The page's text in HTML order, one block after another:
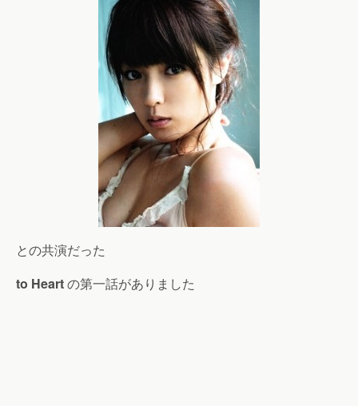
との共演だった
to Heartの第一話がありました